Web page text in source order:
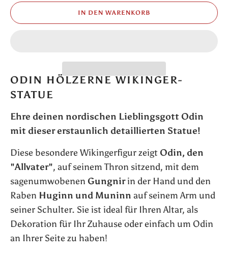
IN DEN WARENKORB
ODIN HÖLZERNE WIKINGER-
STATUE
Ehre deinen nordischen Lieblingsgott Odin
mit dieser erstaunlich detaillierten Statue!
Diese besondere Wikingerfigur zeigt Odin, den
"Allvater", auf seinem Thron sitzend, mit dem
sagenumwobenen Gungnirin der Hand und den
Raben Huginn und Muninn auf seinem Arm und
seiner Schulter. Sie ist ideal für Ihren Altar, als
Dekoration für Ihr Zuhause oder einfach um Odin
an Ihrer Seite zu haben!